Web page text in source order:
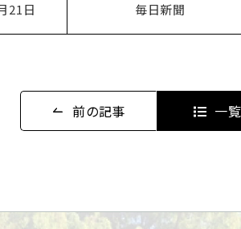
21日 毎日新聞
前の記事 一